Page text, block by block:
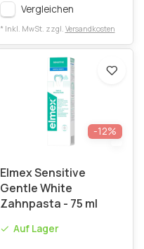
Vergleichen
* Inkl. MwSt. zzgl. Versandkosten
-12%
Elmex Sensitive
Gentle White
Zahnpasta - 75 ml
Auf Lager